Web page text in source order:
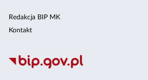
Redakcja BIP MK
Kontakt